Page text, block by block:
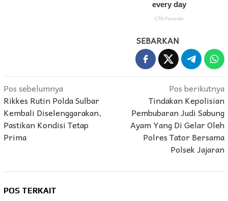
SEBARKAN
Navigasi
pos
Pos sebelumnya
Rikkes Rutin Polda Sulbar
Kembali Diselenggarakan,
Pastikan Kondisi Tetap
Prima
Pos berikutnya
Tindakan Kepolisian
Pembubaran Judi Sabung
Ayam Yang Di Gelar Oleh
Polres Tator Bersama
Polsek Jajaran
POS TERKAIT